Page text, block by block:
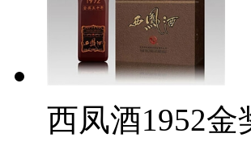
西凤酒1952金